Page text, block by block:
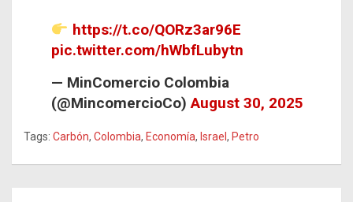
https://t.co/QORz3ar96E
pic.twitter.com/hWbfLubytn
— MinComercio Colombia
(@MincomercioCo)August 30, 2025
Tags: Carbón, Colombia, Economía, Israel , Petro